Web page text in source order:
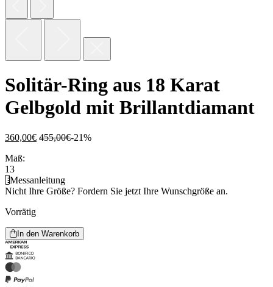
Solitär-Ring aus 18 Karat
Gelbgold mit Brillantd­iamant
360,00€ 455,00€-21%
Maß:
13
Messanleitung
Nicht Ihre Größe? Fordern Sie jetzt Ihre Wunschgröße an.
Vorrätig
In den Warenkorb